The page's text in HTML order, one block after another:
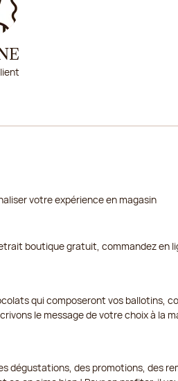
votre expérience en magasin
boutique gratuit, commandez en
qui composeront vos ballotins,
le message de votre choix à la
dégustations, des promotions, des